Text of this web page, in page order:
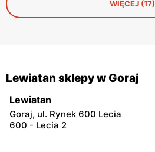
WIĘCEJ (17)
Lewiatan sklepy w Goraj
Lewiatan
Goraj, ul. Rynek 600 Lecia
600 - Lecia 2